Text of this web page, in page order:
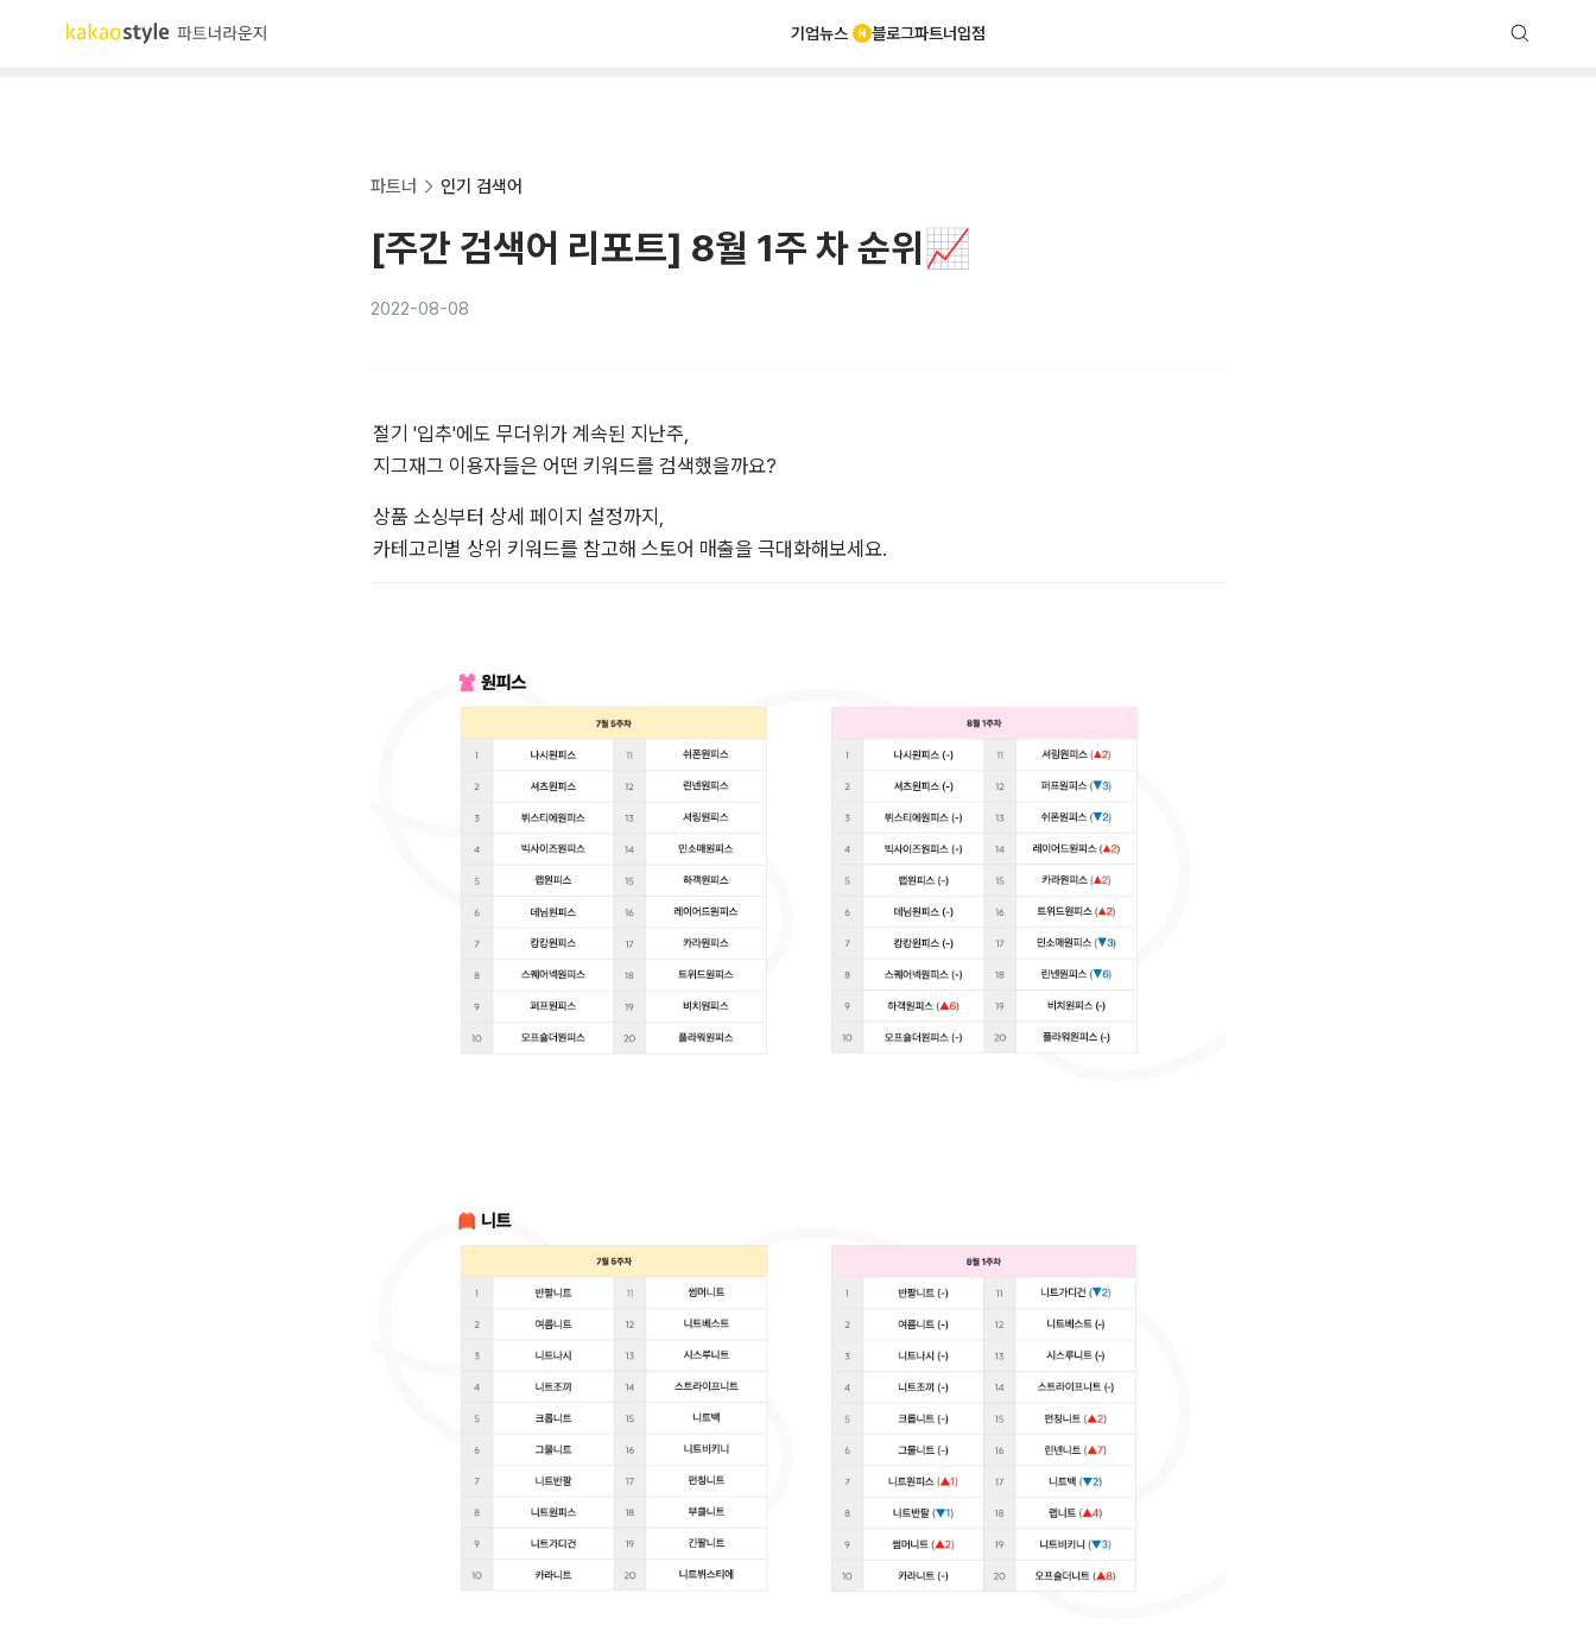
기업뉴스 블로그파트너입점
파트너 인기 검색어
[주간 검색어 리포트] 8월 1주 차 순위📈
2022-08-08
절기 '입추'에도 무더위가 계속된 지난주,
지그재그 이용자들은 어떤 키워드를 검색했을까요?
상품 소싱부터 상세 페이지 설정까지,
카테고리별 상위 키워드를 참고해 스토어 매출을 극대화해보세요.